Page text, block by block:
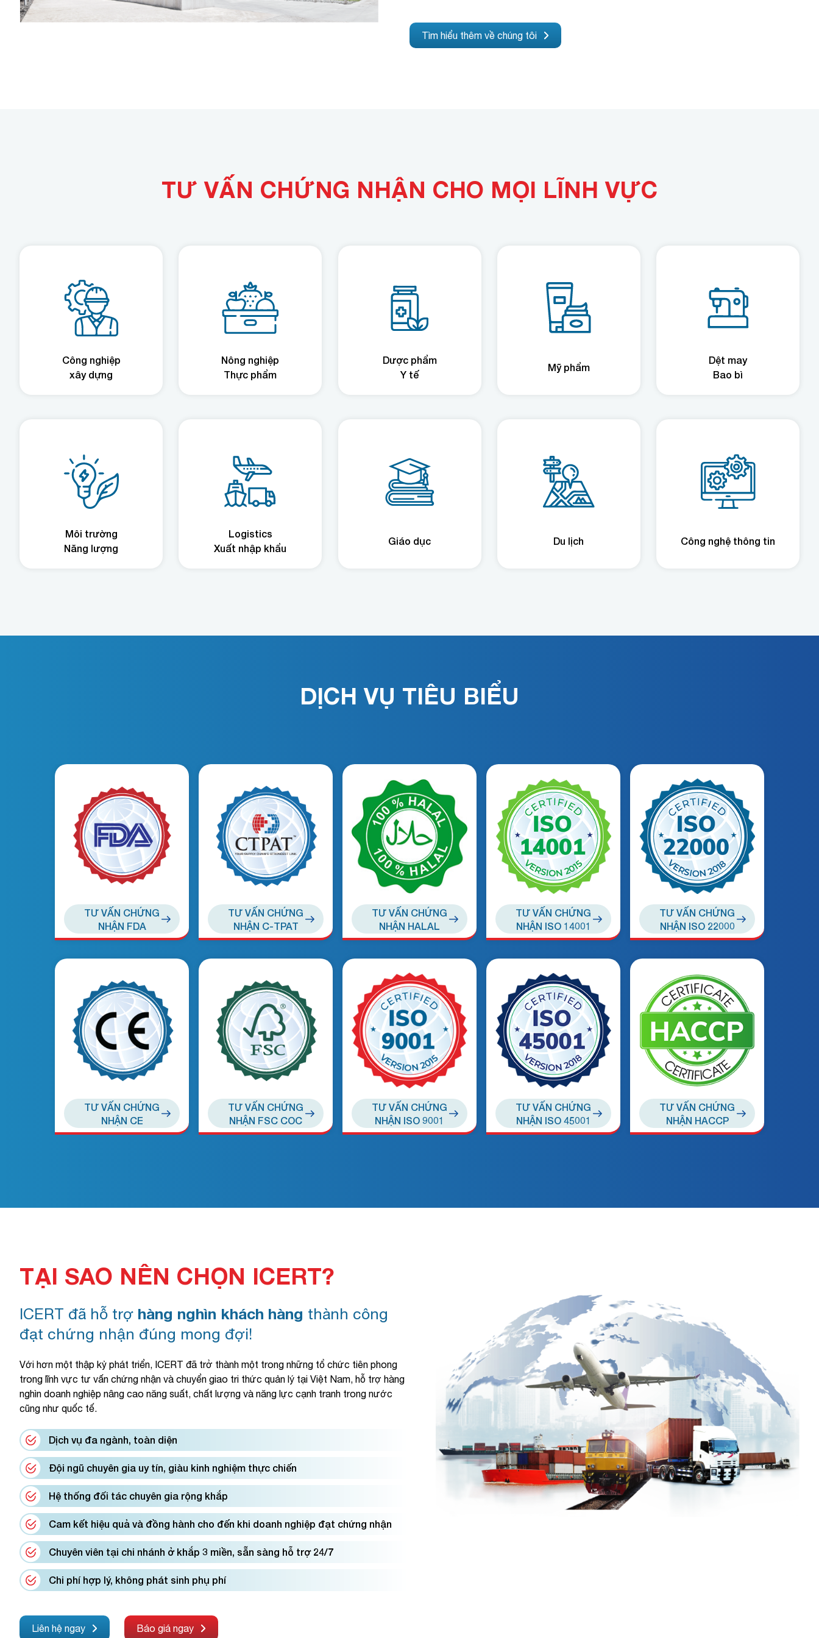
Green Key Global
Tìm hiểu thêm về chúng tôi
TƯ VẤN CHỨNG NHẬN CHO MỌI LĨNH VỰC
Công nghiệp
xây dựng
Nông nghiệp
Thực phẩm
Dược phẩm
Y tế
Mỹ phẩm
Dệt may
Bao bì
Môi trường
Năng lượng
Logistics
Xuất nhập khẩu
Giáo dục Du lịch Công nghệ thông tin
DỊCH VỤ TIÊU BIỂU
TƯ VẤN CHỨNG
NHẬN FDA
TƯ VẤN CHỨNG
NHẬN CE
TƯ VẤN CHỨNG
NHẬN C-TPAT
TƯ VẤN CHỨNG
NHẬN FSC COC
TƯ VẤN CHỨNG
NHẬN HALAL
TƯ VẤN CHỨNG
NHẬN ISO 9001
TƯ VẤN CHỨNG
NHẬN ISO 14001
TƯ VẤN CHỨNG
NHẬN ISO 45001
TƯ VẤN CHỨNG
NHẬN ISO 22000
TƯ VẤN CHỨNG
NHẬN HACCP
TẠI SAO NÊN CHỌN ICERT?
ICERT đã hỗ trợ hàng nghìn khách hàng thành công
đạt chứng nhận đúng mong đợi!
Với hơn một thập kỷ phát triển, ICERT đã trở thành một trong những tổ chức tiên phong
trong lĩnh vực tư vấn chứng nhận và chuyển giao tri thức quản lý tại Việt Nam, hỗ trợ hàng
nghìn doanh nghiệp nâng cao năng suất, chất lượng và năng lực cạnh tranh trong nước
cũng như quốc tế.
Dịch vụ đa ngành, toàn diện
Đội ngũ chuyên gia uy tín, giàu kinh nghiệm thực chiến
Hệ thống đối tác chuyên gia rộng khắp
Cam kết hiệu quả và đồng hành cho đến khi doanh nghiệp đạt chứng nhận
Chuyên viên tại chi nhánh ở khắp 3 miền, sẵn sàng hỗ trợ 24/7
Chi phí hợp lý, không phát sinh phụ phí
Liên hệ ngay Báo giá ngay
Gửi yêu cầu